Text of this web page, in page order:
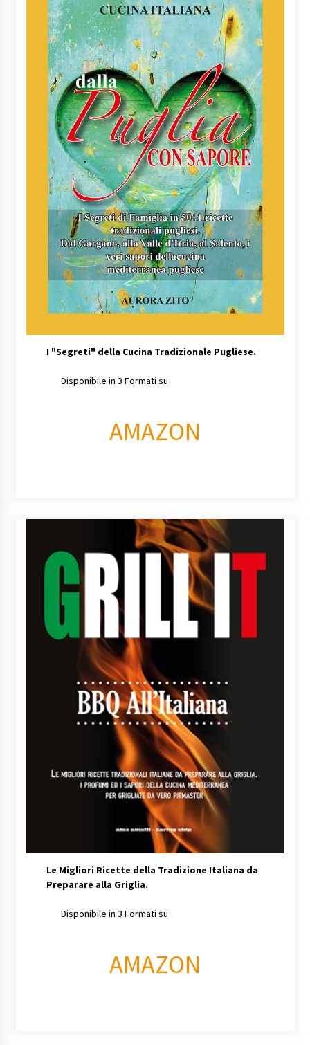
I "Segreti" della Cucina Tradizionale Pugliese.
Disponibile in 3 Formati su
AMAZON
Le Migliori Ricette della Tradizione Italiana da
Preparare alla Griglia.
Disponibile in 3 Formati su
AMAZON